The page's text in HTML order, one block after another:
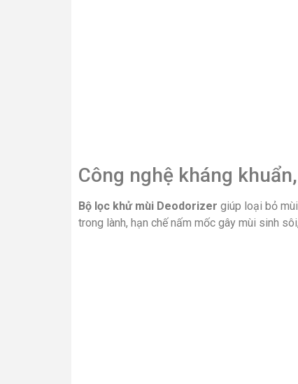
Công nghệ kháng
Bộ lọc khử mùi Deodorizer giúp loại bỏ
trong lành, hạn chế nấm mốc gây mùi sinh